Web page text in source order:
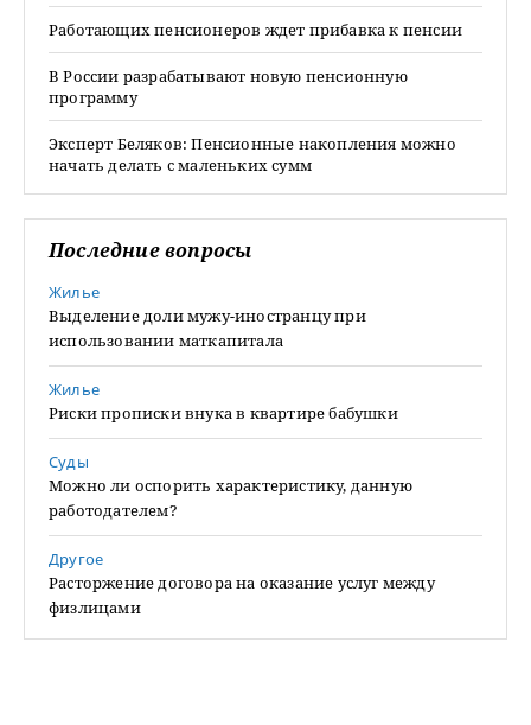
Работающих пенсионеров ждет прибавка к пенсии
В России разрабатывают новую пенсионную
программу
Эксперт Беляков: Пенсионные накопления можно
начать делать с маленьких сумм
Последние вопросы
Жилье
Выделение доли мужу-иностранцу при
использовании маткапитала
Жилье
Риски прописки внука в квартире бабушки
Суды
Можно ли оспорить характеристику, данную
работодателем?
Другое
Расторжение договора на оказание услуг между
физлицами